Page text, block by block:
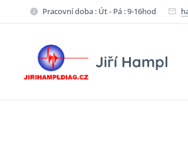
Pracovní doba : Út - Pá : 9-16hod
Jiří Hampl